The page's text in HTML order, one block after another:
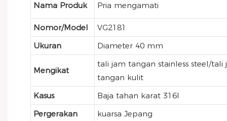
Nama Produk Pria mengamati
Nomor/Model
VG2181
Ukuran
Diameter 40 mm
Mengikat
tali jam tangan stainless steel/tali
tangan kulit
Kasus
Baja tahan karat 316l
Pergerakan
kuarsa Jepang